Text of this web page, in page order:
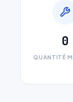
0
QUANTITÉ
*
Type